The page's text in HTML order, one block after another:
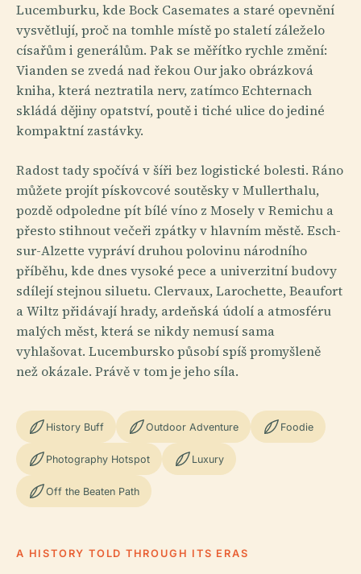
Lucemburku, kde Bock Casemates a staré opevnění
vysvětlují, proč na tomhle místě po staletí záleželo
císařům i generálům. Pak se měřítko rychle změní:
Vianden se zvedá nad řekou Our jako obrázková
kniha, která neztratila nerv, zatímco Echternach
skládá dějiny opatství, poutě i tiché ulice do jediné
kompaktní zastávky.
Radost tady spočívá v šíři bez logistické bolesti. Ráno
můžete projít pískovcové soutěsky v Mullerthalu,
pozdě odpoledne pít bílé víno z Mosely v Remichu a
přesto stihnout večeři zpátky v hlavním městě. Esch-
sur-Alzette vypráví druhou polovinu národního
příběhu, kde dnes vysoké pece a univerzitní budovy
sdílejí stejnou siluetu. Clervaux, Larochette, Beaufort
a Wiltz přidávají hrady, ardeňská údolí a atmosféru
malých měst, která se nikdy nemusí sama
vyhlašovat. Lucembursko působí spíš promyšleně
než okázale. Právě v tom je jeho síla.
History Buff Outdoor Adventure Foodie
Photography Hotspot Luxury
Off the Beaten Path
A HISTORY TOLD THROUGH ITS ERAS